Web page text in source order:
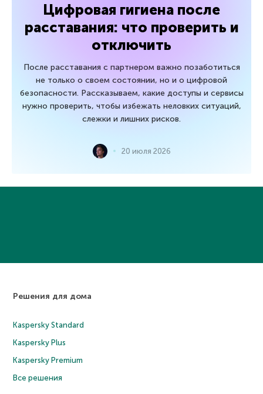
Цифровая гигиена после
расставания: что проверить и
отключить
После расставания с партнером важно позаботиться
не только о своем состоянии, но и о цифровой
безопасности. Рассказываем, какие доступы и сервисы
нужно проверить, чтобы избежать неловких ситуаций,
слежки и лишних рисков.
20 июля 2026
Решения для дома
Kaspersky Standard
Kaspersky Plus
Kaspersky Premium
Все решения